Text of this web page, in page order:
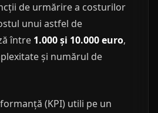
de urmărire a costurilor
unui astfel de
între 1.000 și 10.000 euro,
și numărul de
(KPI) utili pe un